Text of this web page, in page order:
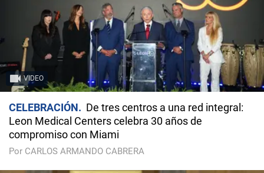
VIDEO
CELEBRACIÓN
De tres centros a una red integral:
Leon Medical Centers celebra 30 años de
compromiso con Miami
Por CARLOS ARMANDO CABRERA